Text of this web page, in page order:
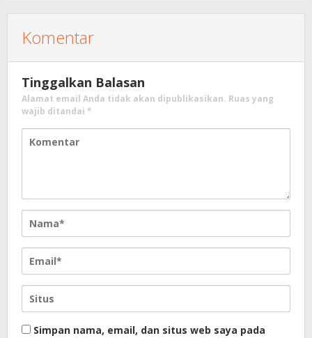
Komentar
Tinggalkan Balasan
Alamat email Anda tidak akan dipublikasikan. Ruas yang
wajib ditandai *
Simpan nama, email, dan situs web saya pada